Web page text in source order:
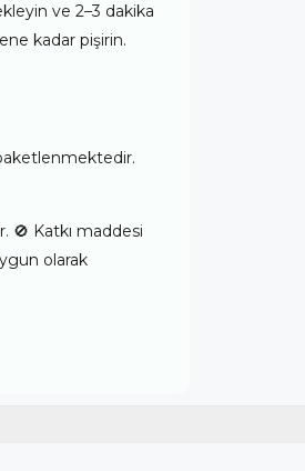
ve 2–3 dakika
kadar pişirin.
🚫 Katkı maddesi
olarak